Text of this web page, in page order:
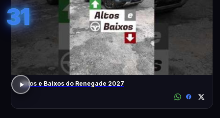
31
Altos e Baixos do Renegade 2027